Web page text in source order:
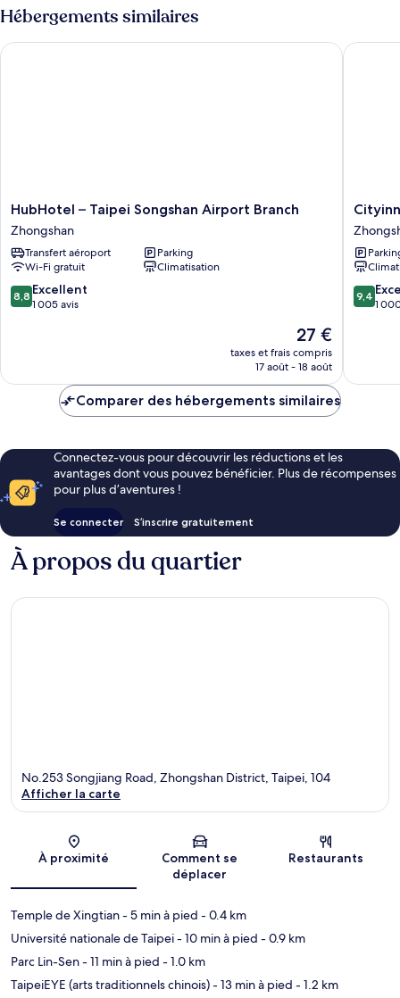
Twin
Room
type
de
chambre
Standard
Hébergements similaires
HubHotel
–
Taipei
Songshan
Airport
Branch
Zhongshan
HubHotel – Taipei Songshan Airport Branch
Zhongshan
Transfert aéroport
Parking
Wi-Fi gratuit
Climatisation
8.8
sur
8,8 Excellent
1 005 avis
Le
nouveau
prix
de
27 €
taxes et frais compris
17 août - 18 août
HubHotel – Taipei Songshan Airport Branch
Cityinn
Hotel
Plus
Fuxing
N.
Rd.
Branch
9.4
sur
9,4
1
Cityinn
Comparer des hébergements similaires
Connectez-vous pour découvrir les réductions et les
avantages dont vous pouvez bénéficier. Plus de récompenses
pour plus d’aventures !
Se connecter S’inscrire gratuitement
À propos du quartier
Carte
No.253 Songjiang Road, Zhongshan District, Taipei, 104
Afficher la carte
À proximité
Comment se
déplacer
Restaurants
Temple de Xingtian- 5 min à pied - 0.4 km
Université nationale de Taipei- 10 min à pied - 0.9 km
Parc Lin-Sen- 11 min à pied - 1.0 km
TaipeiEYE (arts traditionnels chinois)- 13 min à pied - 1.2 km